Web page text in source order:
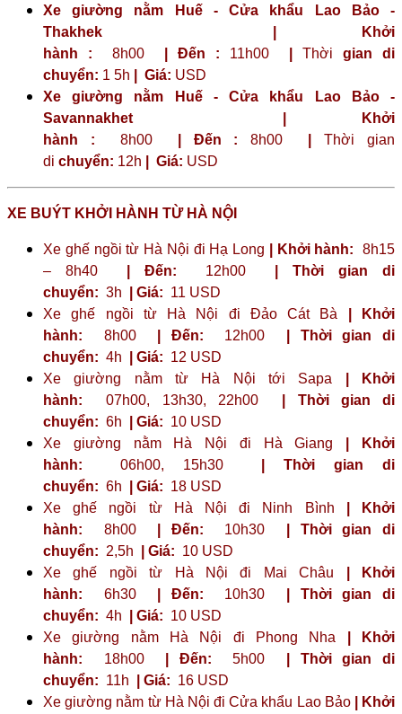
Xe giường nằm Huế - Cửa khẩu Lao Bảo -
Thakhek | Khởi
hành : 8h00 | Đến : 11h00 Thời gian di
chuyển: 1 5h Giá: USD
Xe giường nằm Huế - Cửa khẩu Lao Bảo -
Savannakhet | Khởi
hành : 8h00| Đến : 8h00 |Thời gian
di chuyển: 12h Giá: USD
XE BUÝT KHỞI HÀNH TỪ HÀ NỘI
Xe ghế ngồi từ Hà Nội đi Hạ Long | Khởi hành: 8h15
– 8h40
| Đến: 12h00
| Thời gian di
chuyển: 3h | Giá: 11 USD
Xe ghế ngồi từ Hà Nội đi Đảo Cát Bà
| Khởi
hành: 8h00 | Đến: 12h00
| Thời gian di
chuyển: 4h | Giá: 12 USD
Xe giường nằm từ Hà Nội tới Sapa
| Khởi
hành: 07h00, 13h30, 22h00
| Thời gian di
chuyển: 6h | Giá: 10 USD
Xe giường nằm Hà Nội đi Hà Giang
| Khởi
hành: 06h00, 15h30
| Thời gian di
chuyển: 6h | Giá: 18 USD
Xe ghế ngồi từ Hà Nội đi Ninh Bình
| Khởi
hành: 8h00 | Đến: 10h30
| Thời gian di
chuyển: 2,5h | Giá: 10 USD
Xe ghế ngồi từ Hà Nội đi Mai Châu
| Khởi
hành: 6h30 | Đến: 10h30
| Thời gian di
chuyển: 4h | Giá: 10 USD
Xe giường nằm Hà Nội đi Phong Nha
| Khởi
hành: 18h00 | Đến: 5h00
| Thời gian di
chuyển: 11h | Giá: 16 USD
Xe giường nằm từ Hà Nội đi Cửa khẩu Lao Bảo
| Khởi